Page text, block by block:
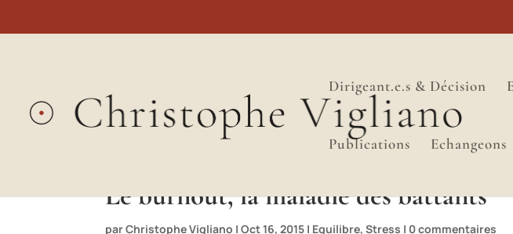
Dirigeant.e.s & Décision
Publications Echangeons
Le burnout, la maladie des battants
parChristophe Vigliano |Oct 16, 2015 | Equilibre,Stress | 0 commentaires